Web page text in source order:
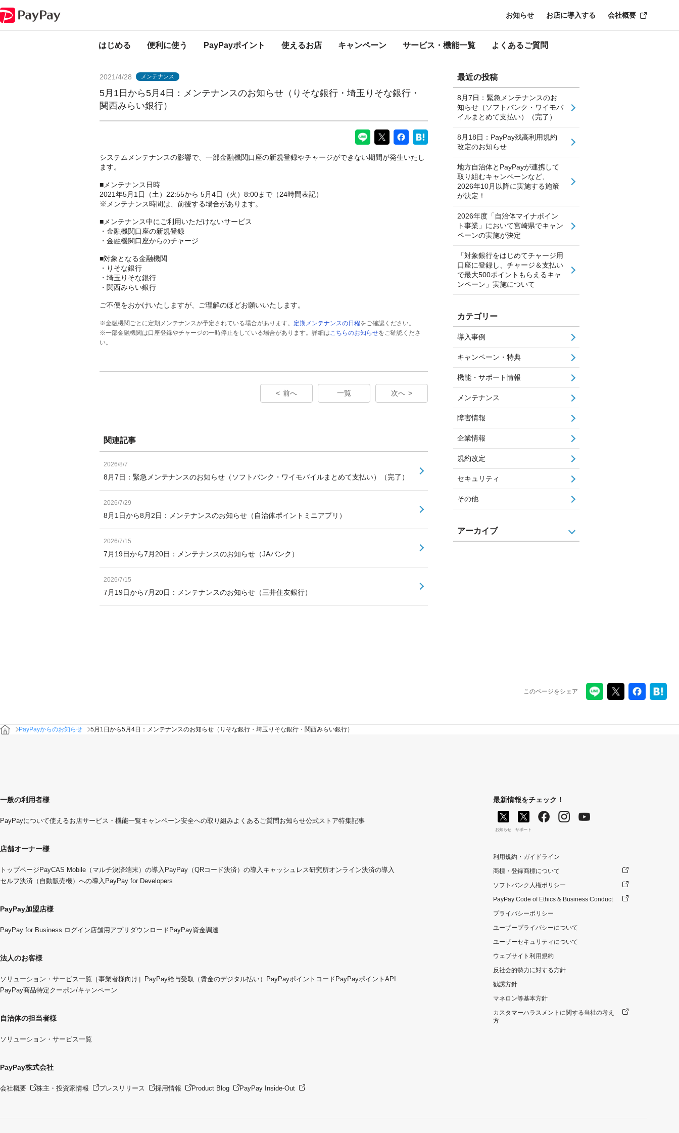
はじめる 便利に使う PayPayポイント 使えるお店 キャンペーン サービス・機能一覧 よくあるご質問
お知らせ お店に導入する 会社概要
PayPayからのお知らせ
2021/4/28 メンテナンス
5月1日から5月4日：メンテナンスのお知らせ（りそな銀行・埼玉りそな銀行・
関西みらい銀行）
システムメンテナンスの影響で、一部金融機関口座の新規登録やチャージができない期間が発生いたし
ます。
■メンテナンス日時
2021年5月1日（土）22:55から 5月4日（火）8:00まで（24時間表記）
※メンテナンス時間は、前後する場合があります。
■メンテナンス中にご利用いただけないサービス
・金融機関口座の新規登録
・金融機関口座からのチャージ
■対象となる金融機関
・りそな銀行
・埼玉りそな銀行
・関西みらい銀行
ご不便をおかけいたしますが、ご理解のほどお願いいたします。
※金融機関ごとに定期メンテナンスが予定されている場合があります。 定期メンテナンスの日程をご確認ください。
※一部金融機関は口座登録やチャージの一時停止をしている場合があります。詳細は こちらのお知らせをご確認くださ
い。
前へ 一覧 次へ
関連記事
2026/8/7
8月7日：緊急メンテナンスのお知らせ（ソフトバンク・ワイモバイルまとめて支払い）（完了）
2026/7/29
8月1日から8月2日：メンテナンスのお知らせ（自治体ポイントミニアプリ）
2026/7/15
7月19日から7月20日：メンテナンスのお知らせ（JAバンク）
2026/7/15
7月19日から7月20日：メンテナンスのお知らせ（三井住友銀行）
最近の投稿
8月7日：緊急メンテナンスのお
知らせ（ソフトバンク・ワイモバ
イルまとめて支払い）（完了）
8月18日：PayPay残高利用規約
改定のお知らせ
地方自治体とPayPayが連携して
取り組むキャンペーンなど、
2026年10月以降に実施する施策
が決定！
2026年度「自治体マイナポイン
ト事業」において宮崎県でキャン
ペーンの実施が決定
「対象銀行をはじめてチャージ用
口座に登録し、チャージ＆支払い
で最大500ポイントもらえるキャ
ンペーン」実施について
カテゴリー
導入事例
キャンペーン・特典
機能・サポート情報
メンテナンス
障害情報
企業情報
規約改定
セキュリティ
その他
アーカイブ
このページをシェア
PayPayからのお知らせ 5月1日から5月4日：メンテナンスのお知らせ（りそな銀行・埼玉りそな銀行・関西みらい銀行）
一般の利用者様
PayPayについて使えるお店サービス・機能一覧キャンペーン安全への取り組みよくあるご質問お知らせ公式ストア特集記事
店舗オーナー様
トップページ PayCAS Mobile（マルチ決済端末）の導入 PayPay（QRコード決済）の導入 キャッシュレス研究所オンライン決済の導入
セルフ決済（自動販売機）への導入 PayPay for Developers
PayPay加盟店様
PayPay for Business ログイン 店舗用アプリダウンロード PayPay資金調達
法人のお客様
ソリューション・サービス一覧 ［事業者様向け］PayPay給与受取（賃金のデジタル払い） PayPayポイントコード PayPayポイントAPI
PayPay商品特定クーポン/キャンペーン
自治体の担当者様
ソリューション・サービス一覧
PayPay株式会社
会社概要 株主・投資家情報 プレスリリース 採用情報 Product Blog PayPay Inside-Out
最新情報をチェック！
お知らせ サポート
利用規約・ガイドライン
商標・登録商標について
ソフトバンク人権ポリシー
PayPay Code of Ethics & Business Conduct
プライバシーポリシー
ユーザープライバシーについて
ユーザーセキュリティについて
ウェブサイト利用規約
反社会的勢力に対する方針
勧誘方針
マネロン等基本方針
カスタマーハラスメントに関する当社の考え
方